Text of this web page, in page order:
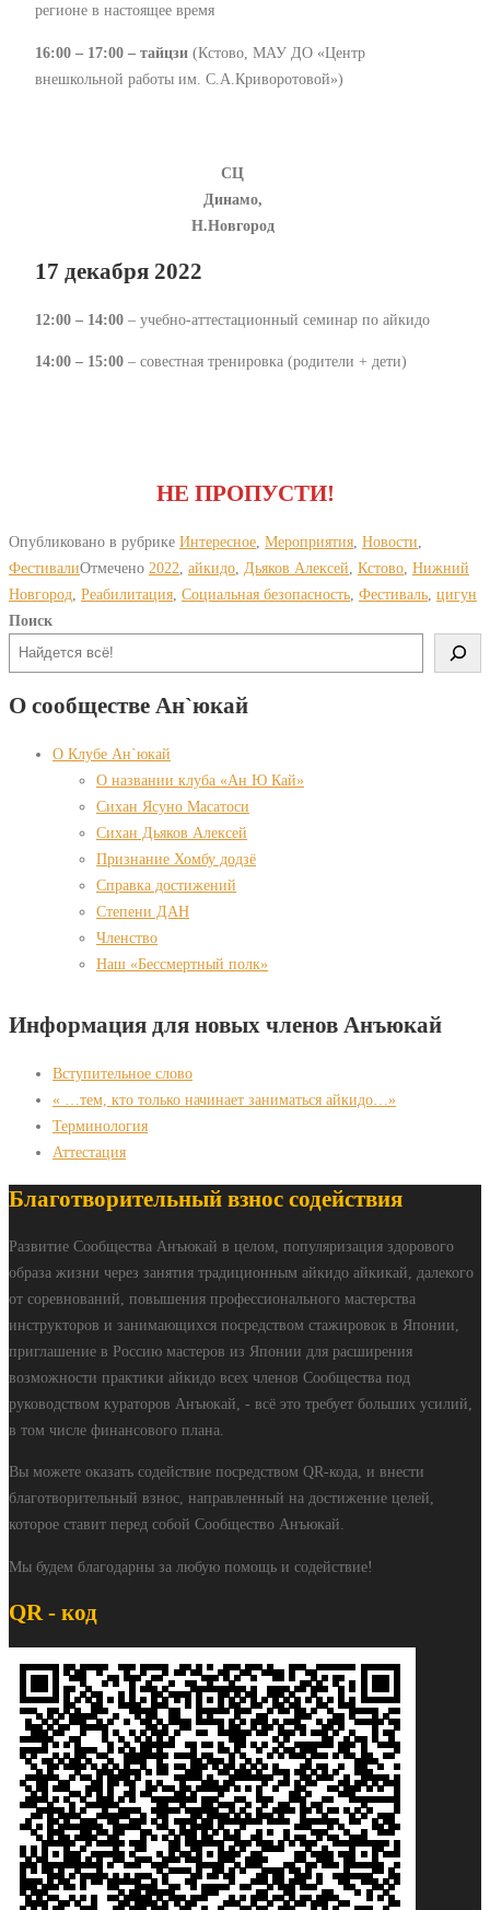
регионе в настоящее время
16:00 – 17:00 – тайцзи (Кстово, МАУ ДО «Центр
внешкольной работы им. С.А.Криворотовой»)
СЦ
Динамо,
Н.Новгород
17 декабря 2022
12:00 – 14:00 – учебно-аттестационный семинар по айкидо
14:00 – 15:00 – совестная тренировка (родители + дети)
НЕ ПРОПУСТИ!
Опубликовано в рубрике Интересное Мероприятия Новости
ФестивалиОтмечено 2022 айкидо Дьяков Алексей Кстово Нижний
Новгород Реабилитация Социальная безопасность Фестиваль цигун
Поиск
О сообществе Ан`юкай
О Клубе Ан`юкай
О названии клуба «Ан Ю Кай»
Сихан Ясуно Масатоси
Сихан Дьяков Алексей
Признание Хомбу додзё
Справка достижений
Степени ДАН
Членство
Наш «Бессмертный полк»
Информация для новых членов Анъюкай
Вступительное слово
« …тем, кто только начинает заниматься айкидо…»
Терминология
Аттестация
Благотворительный взнос содействия
Развитие Сообщества Анъюкай в целом, популяризация здорового
образа жизни через занятия традиционным айкидо айкикай, далекого
от соревнований, повышения профессионального мастерства
инструкторов и занимающихся посредством стажировок в Японии,
приглашение в Россию мастеров из Японии для расширения
возможности практики айкидо всех членов Сообщества под
руководством кураторов Анъюкай, - всё это требует больших усилий,
в том числе финансового плана.
Вы можете оказать содействие посредством QR-кода, и внести
благотворительный взнос, направленный на достижение целей,
которое ставит перед собой Сообщество Анъюкай.
Мы будем благодарны за любую помощь и содействие!
QR - код